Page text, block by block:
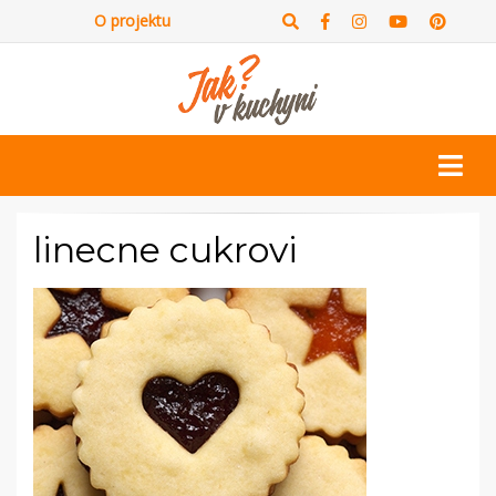
O projektu
linecne cukrovi